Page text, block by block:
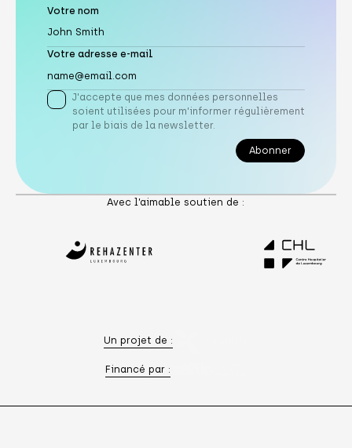
Votre nom
Votre adresse e-mail
J'accepte que mes données personnelles
soient utilisées pour m'informer régulièrement
par le biais de la newsletter.
Abonner
Abonner
Avec l’aimable soutien de :
Un projet de :
Financé par :